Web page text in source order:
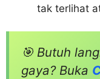
tak terlihat
🎯 Butuh
gaya? Buka